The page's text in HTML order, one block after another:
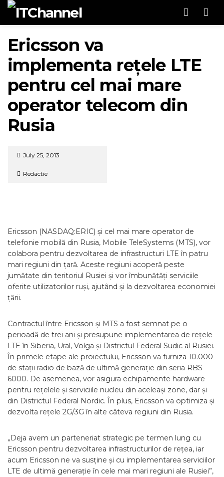
Ericsson va
implementa rețele LTE
pentru cel mai mare
operator telecom din
Rusia
July 25, 2013
Redactie
Ericsson (NASDAQ:ERIC) și cel mai mare operator de
telefonie mobilă din Rusia, Mobile TeleSystems (MTS), vor
colabora pentru dezvoltarea de infrastructuri LTE în patru
mari regiuni din țară. Aceste regiuni acoperă peste
jumătate din teritoriul Rusiei și vor îmbunătăți serviciile
oferite utilizatorilor ruși, ajutând și la dezvoltarea economiei
țării.
Contractul între Ericsson și MTS a fost semnat pe o
perioadă de trei ani și presupune implementarea de rețele
LTE în Siberia, Ural, Volga și Districtul Federal Sudic al Rusiei.
În primele etape ale proiectului, Ericsson va furniza 10.000
de stații radio de bază de ultimă generație din seria RBS
6000. De asemenea, vor asigura echipamente hardware
pentru rețelele și serviciile nucleu din aceleași zone, dar și
din Districtul Federal Nordic. În plus, Ericsson va optimiza și
dezvolta rețele 2G/3G în alte câteva regiuni din Rusia.
„Deja avem un parteneriat strategic pe termen lung cu
Ericsson pentru dezvoltarea infrastructurilor de rețea, iar
acum Ericsson ne va susține și cu implementarea serviciilor
LTE de ultimă generație în cele mai mari regiuni ale Rusiei”,